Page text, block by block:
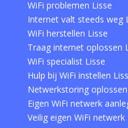
WiFi problemen Lisse
Internet valt steeds weg
WiFi herstellen Lisse
Traag internet oplossen
WiFi specialist Lisse
Hulp bij WiFi instellen
Netwerkstoring
Eigen WiFi netwerk
Veilig eigen WiFi netwerk